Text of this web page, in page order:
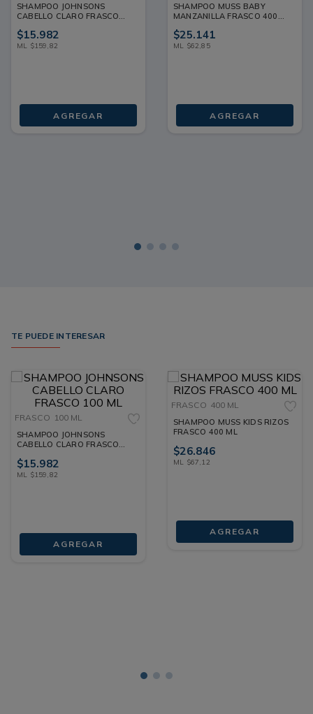
SHAMPOO JOHNSONS
CABELLO CLARO FRASCO
$15.982
ML $159,82
AGREGAR
SHAMPOO MUSS BABY
MANZANILLA FRASCO 400
$25.141
ML $62,85
AGREGAR
TE PUEDE INTERESAR
FRASCO 100 ML
SHAMPOO JOHNSONS
CABELLO CLARO FRASCO
$15.982
ML $159,82
AGREGAR
FRASCO 400 ML
SHAMPOO MUSS KIDS RIZOS
FRASCO 400 ML
$26.846
ML $67,12
AGREGAR